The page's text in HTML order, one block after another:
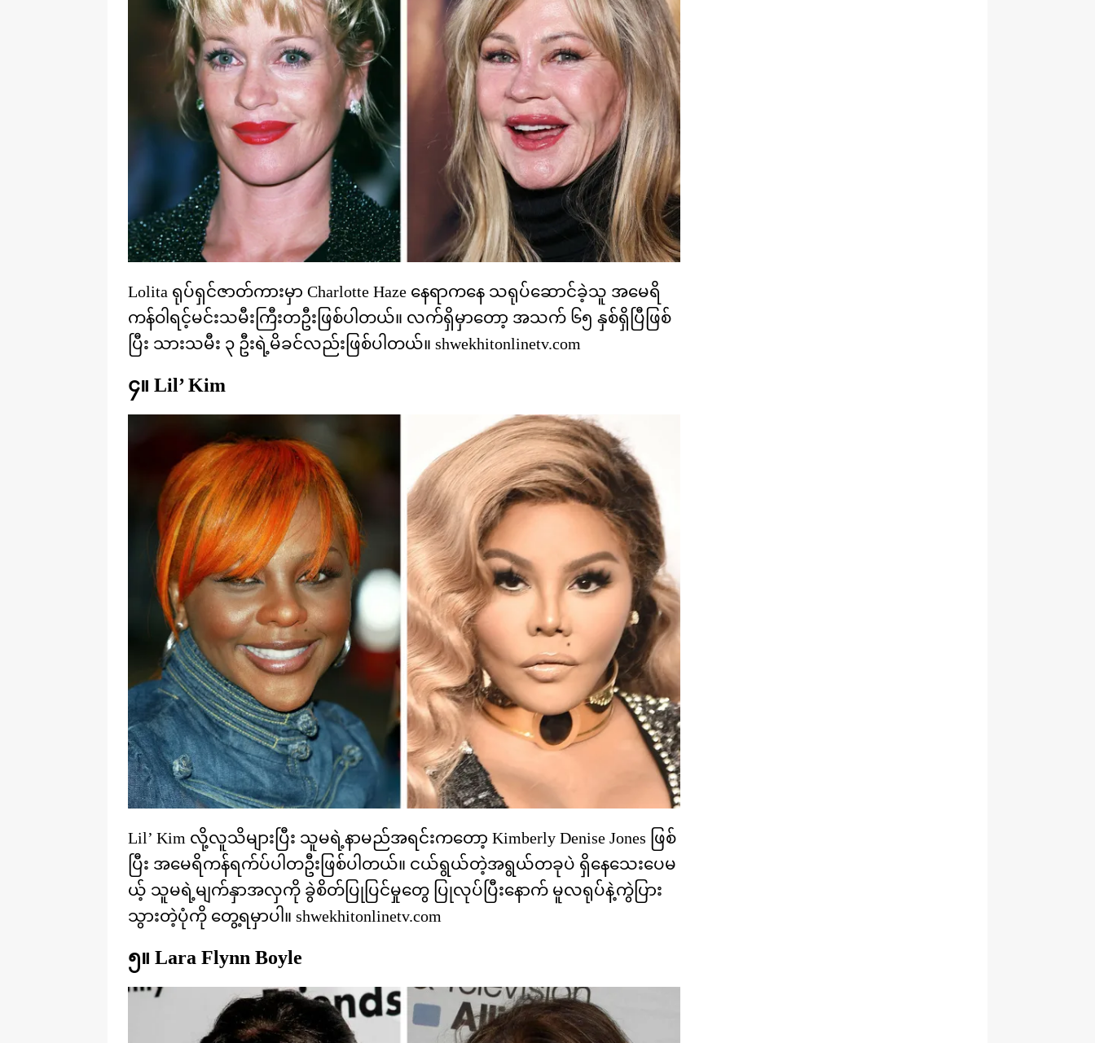
Lolita ရုပ်ရှင်ဇာတ်ကားမှာ Charlotte Haze နေရာကနေ သရုပ်ဆောင်ခဲ့သူ အမေရိ
ကန်ဝါရင့်မင်းသမီးကြီးတဦးဖြစ်ပါတယ်။ လက်ရှိမှာတော့ အသက် ၆၅ နှစ်ရှိပြီဖြစ်
ပြီး သားသမီး ၃ ဦးရဲ့မိခင်လည်းဖြစ်ပါတယ်။ shwekhitonlinetv.com
၄။ Lil’ Kim
Lil’ Kim လို့လူသိများပြီး သူမရဲ့နာမည်အရင်းကတော့ Kimberly Denise Jones ဖြစ်
ပြီး အမေရိကန်ရက်ပ်ပါတဦးဖြစ်ပါတယ်။ ငယ်ရွယ်တဲ့အရွယ်တခုပဲ ရှိနေသေးပေမ
ယ့် သူမရဲ့မျက်နှာအလှကို ခွဲစိတ်ပြုပြင်မှုတွေ ပြုလုပ်ပြီးနောက် မူလရုပ်နဲ့ကွဲပြား
သွားတဲ့ပုံကို တွေ့ရမှာပါ။ shwekhitonlinetv.com
၅။ Lara Flynn Boyle